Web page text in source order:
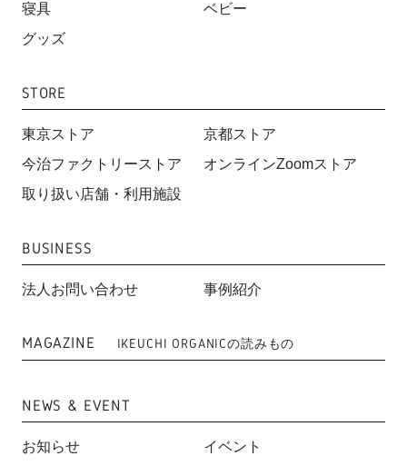
寝具
ベビー
グッズ
STORE
東京ストア
京都ストア
今治ファクトリーストア
オンラインZoomストア
取り扱い店舗・利用施設
BUSINESS
法人お問い合わせ 事例紹介
MAGAZINE IKEUCHI ORGANICの読みもの
NEWS & EVENT
お知らせ イベント